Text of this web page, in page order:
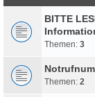
BITTE
Themen: 3
Themen: 2